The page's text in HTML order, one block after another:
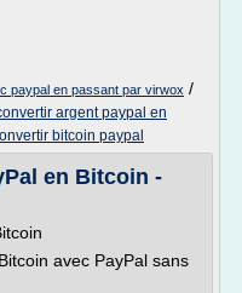
paypal en passant par virwox /
argent paypal en
bitcoin paypal
en Bitcoin -
avec PayPal sans